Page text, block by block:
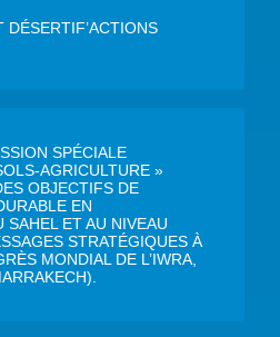
DÉSERTIF’ACTIONS
SPÉCIALE
AGRICULTURE »
OBJECTIFS DE
EN
SAHEL ET AU NIVEAU
STRATÉGIQUES À
MONDIAL DE L’IWRA,